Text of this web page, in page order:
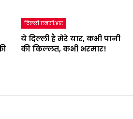
दिल्ली एनसीआर
ये दिल्ली है मेरे यार, कभी पानी
की किल्लत, कभी भरमार!